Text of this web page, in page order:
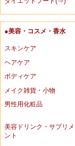
●美容・コスメ・香水
スキンケア
ヘアケア
ボディケア
メイク雑貨・小物
男性用化粧品
美容ドリンク・サプリメ
ント